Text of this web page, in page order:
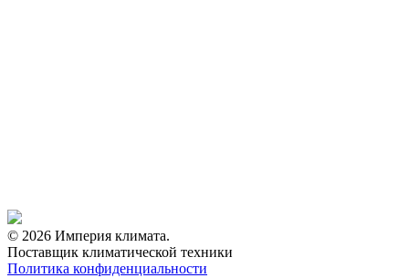
© 2026 Империя климата.
Поставщик климатической техники
Политика конфиденциальности